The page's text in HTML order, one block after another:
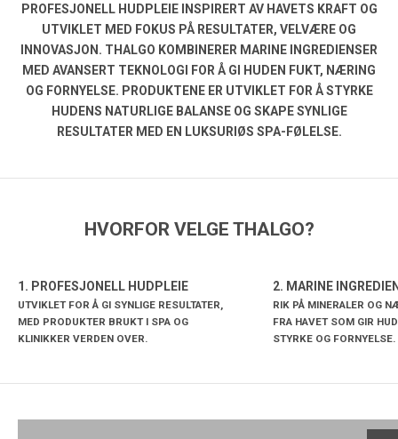
PROFESJONELL HUDPLEIE INSPIRERT AV HAVETS KRAFT OG
UTVIKLET MED FOKUS PÅ RESULTATER, VELVÆRE OG
INNOVASJON. THALGO KOMBINERER MARINE INGREDIENSER
MED AVANSERT TEKNOLOGI FOR Å GI HUDEN FUKT, NÆRING
OG FORNYELSE. PRODUKTENE ER UTVIKLET FOR Å STYRKE
HUDENS NATURLIGE BALANSE OG SKAPE SYNLIGE
RESULTATER MED EN LUKSURIØS SPA-FØLELSE.
HVORFOR VELGE THALGO?
1. PROFESJONELL HUDPLEIE
UTVIKLET FOR Å GI SYNLIGE RESULTATER,
MED PRODUKTER BRUKT I SPA OG
KLINIKKER VERDEN OVER.
2. MARINE
RIK PÅ MINERALER OG
FRA HAVET SOM GIR
STYRKE OG FORNYELSE.
Effektiv og skånsom hudpleie som gir fukt, balanse
VIS ALLE ANSIKTSPLEIE